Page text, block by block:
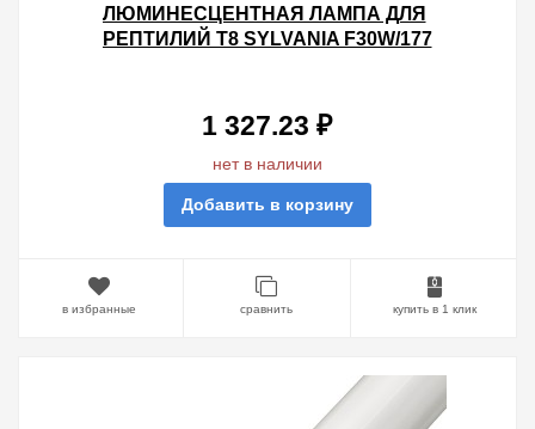
ЛЮМИНЕСЦЕНТНАЯ ЛАМПА ДЛЯ
РЕПТИЛИЙ T8 SYLVANIA F30W/177
1 327.23 ₽
нет в наличии
Добавить в корзину
в избранные сравнить купить в 1 клик